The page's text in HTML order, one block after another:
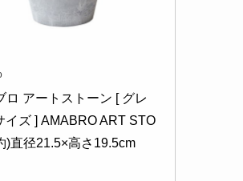
ロ アートストーン [ グレ
イズ ] AMABRO ART STO
)直径21.5×高さ19.5cm